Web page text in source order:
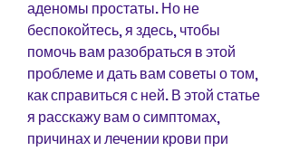
аденомы простаты. Но не
беспокойтесь, я здесь, чтобы
помочь вам разобраться в этой
проблеме и дать вам советы о том,
как справиться с ней. В этой статье
я расскажу вам о симптомах,
причинах и лечении крови при